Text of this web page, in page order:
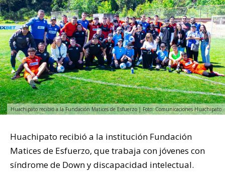
Huachipato recibió a la Fundación Matices de Esfuerzo | Foto: Comunicaciones Huachipato
Huachipato recibió a la institución Fundación
Matices de Esfuerzo, que trabaja con jóvenes con
síndrome de Down y discapacidad intelectual.